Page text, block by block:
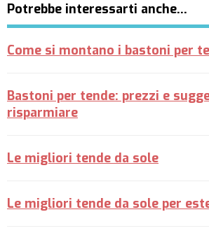
Potrebbe interessarti anche…
Come si montano i bastoni per
Bastoni per tende: prezzi e
risparmiare
Le migliori tende da sole
Le migliori tende da sole per